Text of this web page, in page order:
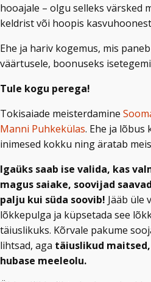
hooajale – olgu selleks värsked
keldrist või hoopis
Ehe ja hariv kogemus, mis
väärtusele, boonuseks
Tule kogu perega!
Tokisaiade meisterdamine
Manni Puhkekülas. Ehe ja lõbus
inimesed kokku ning äratab
Igaüks saab ise valida, kas
magus saiake, soovijad
palju kui süda soovib! Jääb üle
lõkkepulga ja küpsetada see
täiuslikuks. Kõrvale pakume
lihtsad, aga täiuslikud
hubase meeleolu.